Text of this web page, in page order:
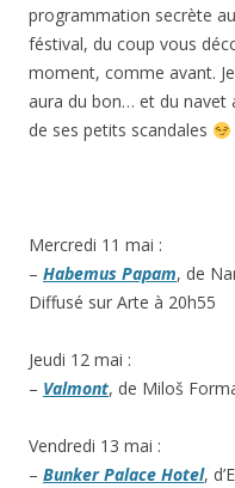
programmation secrète
féstival, du coup vous
moment, comme avant.
aura du bon… et du navet
de ses petits scandales
Mercredi 11 mai :
– Habemus Papam, de
Diffusé sur Arte à 20h55
Jeudi 12 mai :
– Valmont, de Miloš
Vendredi 13 mai :
– Bunker Palace Hotel,